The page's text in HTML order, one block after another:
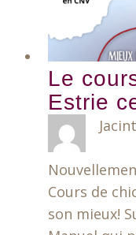
Le
Estrie
Cours de
son mieux!